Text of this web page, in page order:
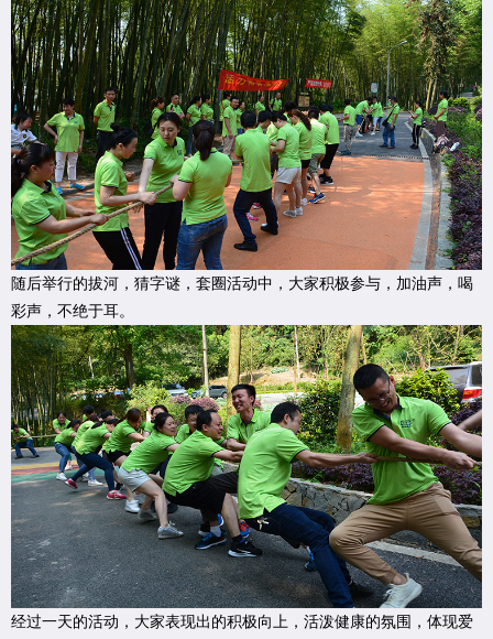
随后举行的拔河，猜字谜，套圈活动中，大家积极参与，加油声，喝
彩声，不绝于耳。
经过一天的活动，大家表现出的积极向上，活泼健康的氛围，体现爱